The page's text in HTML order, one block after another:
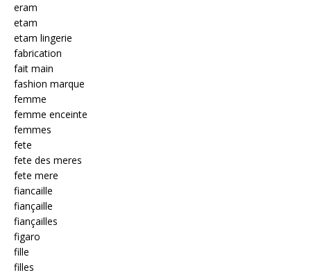
eram
etam
etam lingerie
fabrication
fait main
fashion marque
femme
femme enceinte
femmes
fete
fete des meres
fete mere
fiancaille
fiançaille
fiançailles
figaro
fille
filles